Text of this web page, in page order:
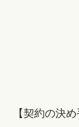
【契約の決め